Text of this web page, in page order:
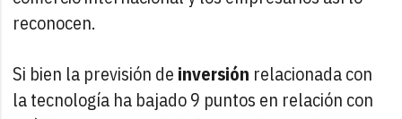
reconocen.
Si bien la previsión de inversión relacionada con
la tecnología ha bajado 9 puntos en relación con